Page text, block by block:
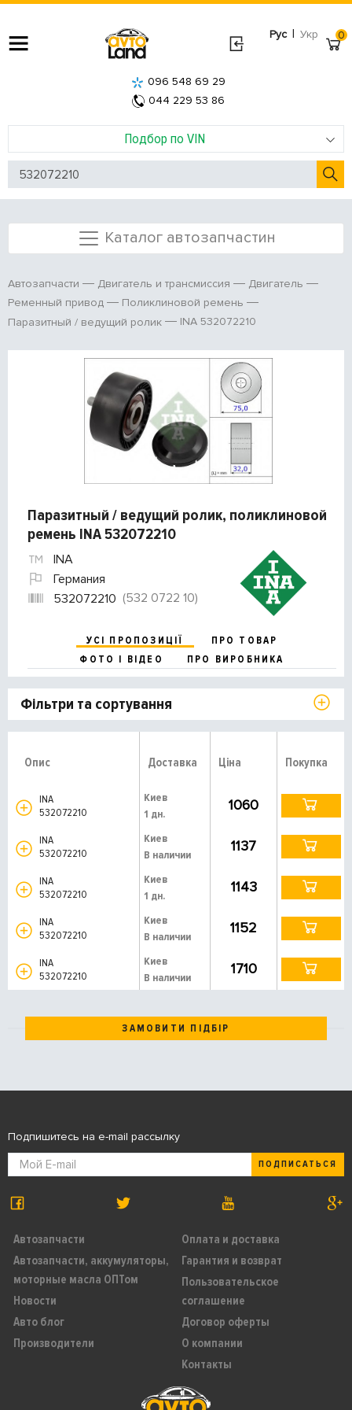
Рус | Укр
Подбор по VIN
096 548 69 29
044 229 53 86
0
Каталог автозапчастин
Автозапчасти Двигатель и трансмиссия
Двигатель
Ременный привод
Поликлиновой ремень
Паразитный / ведущий ролик
INA 532072210
Паразитный / ведущий ролик, поликлиновой
ремень INA 532072210
INA
Германия
532072210 (532 0722 10)
УСІ ПРОПОЗИЦІЇ
ПРО ТОВАР
ФОТО І ВІДЕО
ПРО ВИРОБНИКА
Фільтри та сортування
Опис Доставка Ціна Покупка
INA
532072210
Киев
1 дн.
1060
INA
532072210
Киев
В наличии
1137
INA
532072210
Киев
1 дн.
1143
INA
532072210
Киев
В наличии
1152
INA
532072210
Киев
В наличии
1710
ЗАМОВИТИ ПІДБІР
Автозапчасти
Автозапчасти, аккумуляторы,
моторные масла ОПТом
Новости
Авто блог
Производители
Оплата и доставка
Гарантия и возврат
Пользовательское
соглашение
Договор оферты
О компании
Контакты
Подпишитесь на e-mail рассылку
ПОДПИСАТЬСЯ